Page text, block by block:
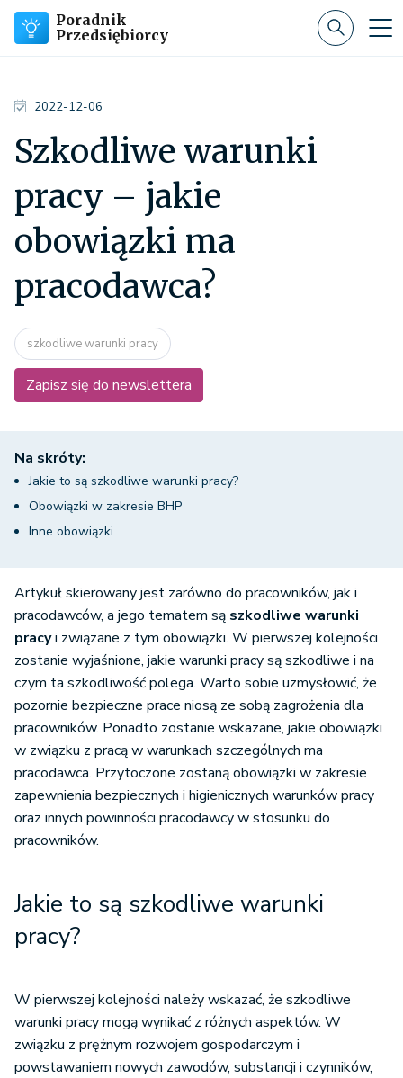
Poradnik
Przedsiębiorcy
2022-12-06
Szkodliwe warunki
pracy – jakie
obowiązki ma
pracodawca?
szkodliwe warunki pracy
Zapisz się do newslettera
Na skróty:
Jakie to są szkodliwe warunki pracy?
Obowiązki w zakresie BHP
Inne obowiązki
Artykuł skierowany jest zarówno do pracowników, jak i
pracodawców, a jego tematem są szkodliwe warunki
pracyi związane z tym obowiązki. W pierwszej kolejności
zostanie wyjaśnione, jakie warunki pracy są szkodliwe i na
czym ta szkodliwość polega. Warto sobie uzmysłowić, że
pozornie bezpieczne prace niosą ze sobą zagrożenia dla
pracowników. Ponadto zostanie wskazane, jakie obowiązki
w związku z pracą w warunkach szczególnych ma
pracodawca. Przytoczone zostaną obowiązki w zakresie
zapewnienia bezpiecznych i higienicznych warunków pracy
oraz innych powinności pracodawcy w stosunku do
pracowników.
Jakie to są szkodliwe warunki
pracy?
W pierwszej kolejności należy wskazać, że szkodliwe
warunki pracy mogą wynikać z różnych aspektów. W
związku z prężnym rozwojem gospodarczym i
powstawaniem nowych zawodów, substancji i czynników,